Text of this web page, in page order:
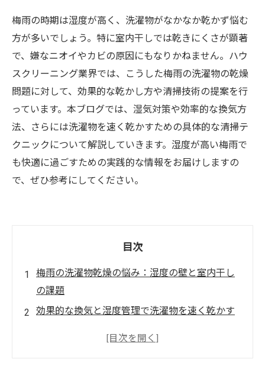
梅雨の時期は湿度が高く、洗濯物がなかなか乾かず悩む
方が多いでしょう。特に室内干しでは乾きにくさが顕著
で、嫌なニオイやカビの原因にもなりかねません。ハウ
スクリーニング業界では、こうした梅雨の洗濯物の乾燥
問題に対して、効果的な乾かし方や清掃技術の提案を行
っています。本ブログでは、湿気対策や効率的な換気方
法、さらには洗濯物を速く乾かすための具体的な清掃テ
クニックについて解説していきます。湿度が高い梅雨で
も快適に過ごすための実践的な情報をお届けしますの
で、ぜひ参考にしてください。
目次
梅雨の洗濯物乾燥の悩み：湿度の壁と室内干し
の課題
効果的な換気と湿度管理で洗濯物を速く乾かす
清掃技術がもたらす洗濯物速乾の新常識